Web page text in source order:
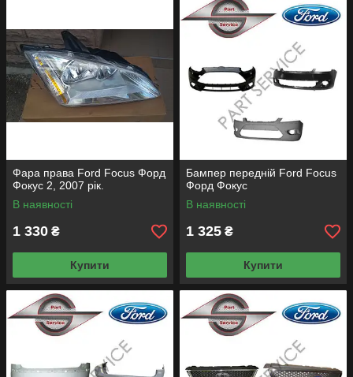
Фара права Ford Focus Форд
Фокус 2, 2007 рік.
В наявності
1 330 ₴
Купити
Бампер передній Ford Focus
Форд Фокус
В наявності
1 325 ₴
Купити